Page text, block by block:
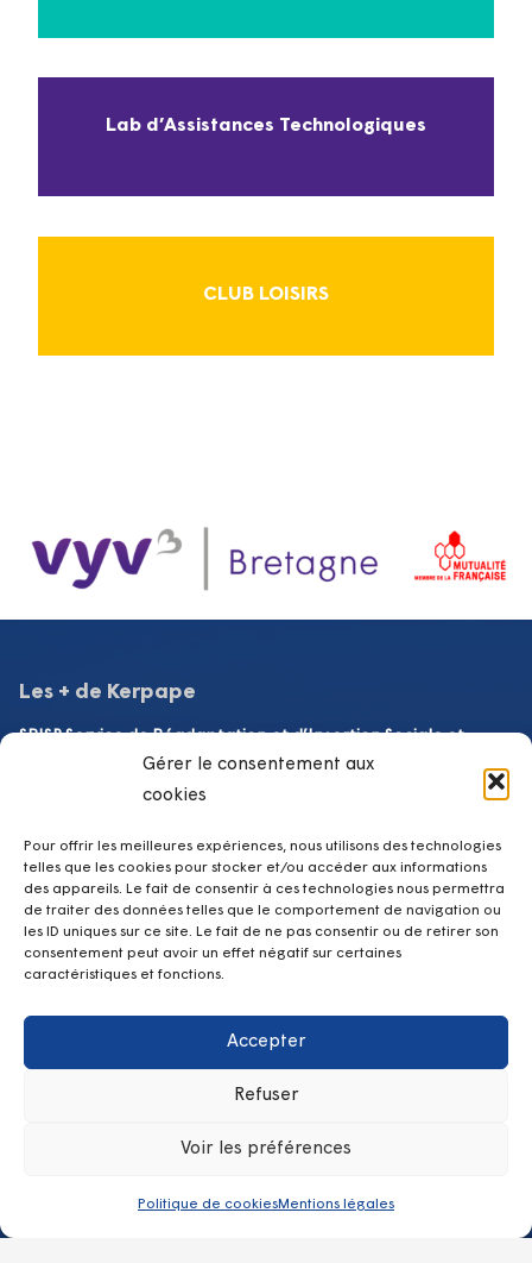
Gérer le consentement aux
cookies
Pour offrir les meilleures expériences, nous utilisons des technologies
telles que les cookies pour stocker et/ou accéder aux informations
des appareils. Le fait de consentir à ces technologies nous permettra
de traiter des données telles que le comportement de navigation ou
les ID uniques sur ce site. Le fait de ne pas consentir ou de retirer son
consentement peut avoir un effet négatif sur certaines
caractéristiques et fonctions.
Accepter
Refuser
Voir les préférences
Politique de cookiesMentions légales
Lab d’Assistances Technologiques
CLUB LOISIRS
Les + de Kerpape
SRISP Service de Réadaptation et d’Insertion Sociale et
Équipe Mobile de Médecine Physique et de Réadaptation
Club loisirs
Hospitalisation à temps partiel de jour
Hospitalisation à temps plein
Contacts
02 97 82 60 60
Fonctionnelles de KERPAPE – 100 Rue de l’Anse du